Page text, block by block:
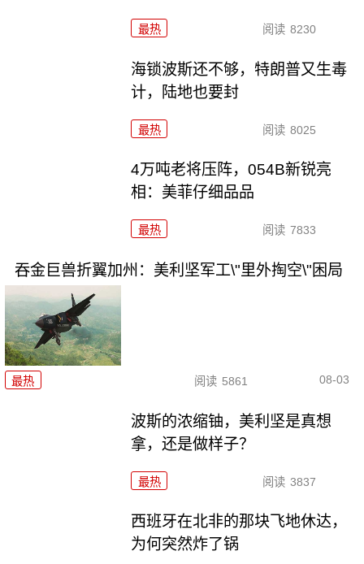
最热 阅读 8230
海锁波斯还不够，特朗普又生毒
计，陆地也要封
最热 阅读 8025
4万吨老将压阵，054B新锐亮
相：美菲仔细品品
最热 阅读 7833
吞金巨兽折翼加州：美利坚军工\"里外掏空\"困局
最热 阅读 5861 08-03
波斯的浓缩铀，美利坚是真想
拿，还是做样子？
最热 阅读 3837
西班牙在北非的那块飞地休达，
为何突然炸了锅